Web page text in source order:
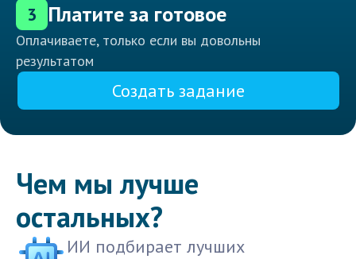
3 Платите за готовое
Оплачиваете, только если вы довольны
результатом
Создать задание
Чем мы лучше
остальных?
ИИ подбирает лучших